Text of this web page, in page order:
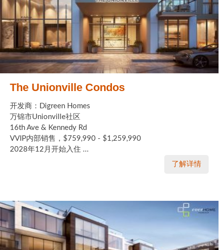
The Unionville Condos
开发商：Digreen Homes
万锦市Unionville社区
16th Ave & Kennedy Rd
VVIP内部销售，$759,990 - $1,259,990
2028年12月开始入住 ...
了解详情